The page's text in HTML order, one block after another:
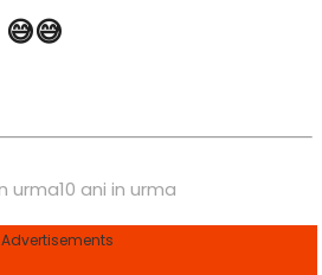
urma10 ani in urma
Advertisements